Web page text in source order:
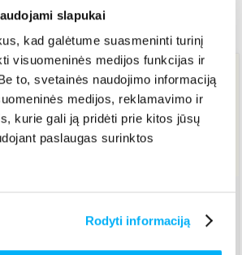
slapukai
kad galėtume suasmeninti turinį
visuomeninės medijos funkcijas ir
to, svetainės naudojimo informaciją
medijos, reklamavimo ir
kurie gali ją pridėti prie kitos jūsų
paslaugas surinktos
Rodyti informaciją
Prekės kodas 5563768
IŠPARDUOTA